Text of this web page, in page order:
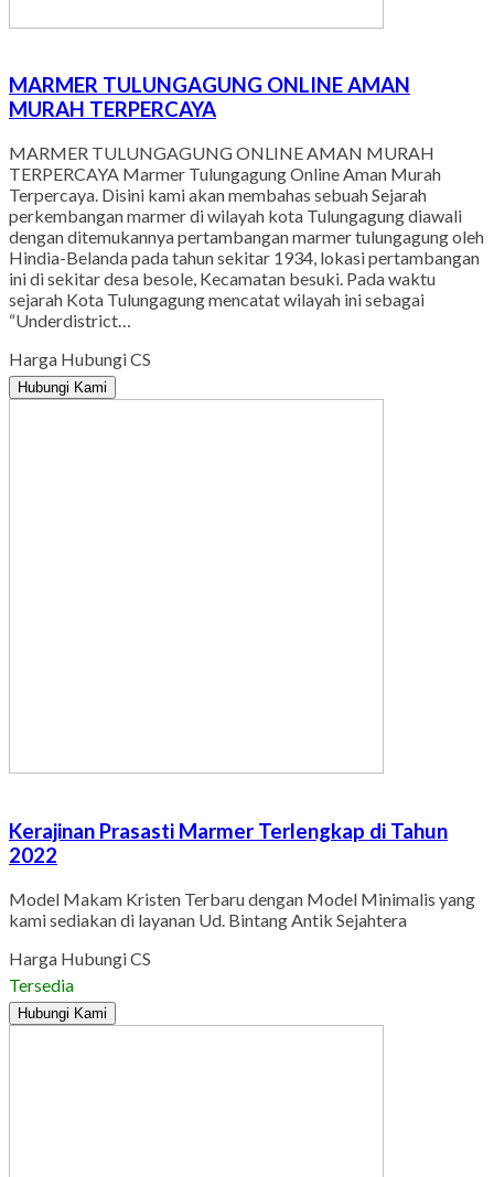
MARMER TULUNGAGUNG ONLINE AMAN
MURAH TERPERCAYA
MARMER TULUNGAGUNG ONLINE AMAN MURAH
TERPERCAYA Marmer Tulungagung Online Aman Murah
Terpercaya. Disini kami akan membahas sebuah Sejarah
perkembangan marmer di wilayah kota Tulungagung diawali
dengan ditemukannya pertambangan marmer tulungagung oleh
Hindia-Belanda pada tahun sekitar 1934, lokasi pertambangan
ini di sekitar desa besole, Kecamatan besuki. Pada waktu
sejarah Kota Tulungagung mencatat wilayah ini sebagai
“Underdistrict…
Harga Hubungi CS
Hubungi Kami
Kerajinan Prasasti Marmer Terlengkap di Tahun
2022
Model Makam Kristen Terbaru dengan Model Minimalis yang
kami sediakan di layanan Ud. Bintang Antik Sejahtera
Harga Hubungi CS
Tersedia
Hubungi Kami